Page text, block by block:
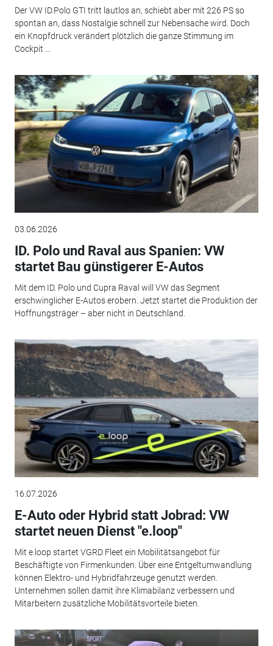
Der VW ID.Polo GTI tritt lautlos an, schiebt aber mit 226 PS so
spontan an, dass Nostalgie schnell zur Nebensache wird. Doch
ein Knopfdruck verändert plötzlich die ganze Stimmung im
Cockpit …
03.06.2026
ID. Polo und Raval aus Spanien: VW
startet Bau günstigerer E-Autos
Mit dem ID. Polo und Cupra Raval will VW das Segment
erschwinglicher E-Autos erobern. Jetzt startet die Produktion der
Hoffnungsträger – aber nicht in Deutschland.
16.07.2026
E-Auto oder Hybrid statt Jobrad: VW
startet neuen Dienst "e.loop"
Mit e.loop startet VGRD Fleet ein Mobilitätsangebot für
Beschäftigte von Firmenkunden. Über eine Entgeltumwandlung
können Elektro- und Hybridfahrzeuge genutzt werden.
Unternehmen sollen damit ihre Klimabilanz verbessern und
Mitarbeitern zusätzliche Mobilitätsvorteile bieten.